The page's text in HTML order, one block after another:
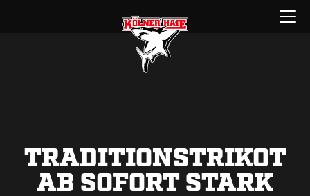
Menü
öffnen
TRADITIONSTRIKOT
AB SOFORT STARK